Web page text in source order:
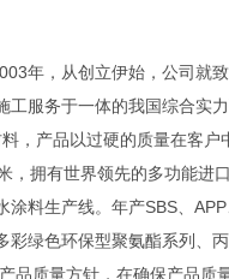
年，从创立伊始，公司就致
服务于一体的我国综合实
，产品以过硬的质量在客户
拥有世界领先的多功能进
料生产线。年产SBS、APP
绿色环保型聚氨酯系列、丙
品质量方针，在确保产品质